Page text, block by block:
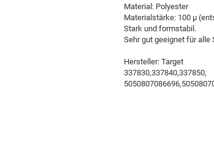
Poster
Material: Polyester
Materialstärke: 100 µ
Stark und formstabil.
Sehr gut geeignet für alle
Hersteller: Target
337830,337840,337850,